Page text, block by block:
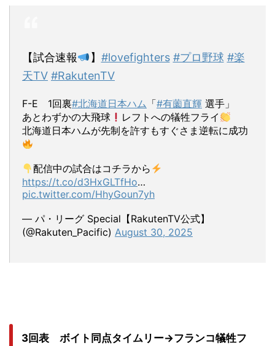
【試合速報 】 #lovefighters #プロ野球 #楽
天TV #RakutenTV
F-E 1回裏#北海道日本ハム 「#有薗直輝 選手」
あとわずかの大飛球
レフトへの犠牲フライ
北海道日本ハムが先制を許すもすぐさま逆転に成功
配信中の試合はコチラから
https://t.co/d3HxGLTfHo…
pic.twitter.com/HhyGoun7yh
— パ・リーグ Special【RakutenTV公式】
(@Rakuten_Pacific) August 30, 2025
3回表 ボイト同点タイムリー→フランコ犠牲フ